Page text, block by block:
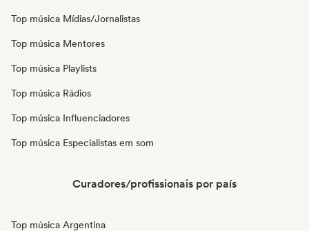
Top música Mídias/Jornalistas
Top música Mentores
Top música Playlists
Top música Rádios
Top música Influenciadores
Top música Especialistas em som
Curadores/profissionais por país
Top música Argentina